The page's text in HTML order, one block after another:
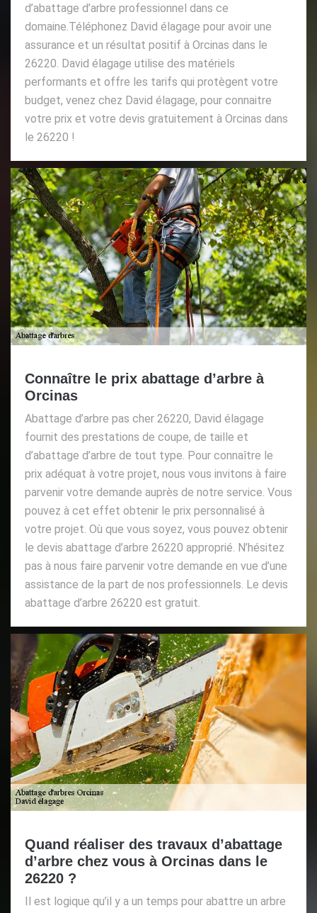
d’abattage d’arbre professionnel dans ce
domaine.Téléphonez David élagage pour avoir une
assurance et un résultat positif à Orcinas dans le
26220. David élagage utilise des matériels
performants et offre les tarifs qui protègent votre
budget, venez chez David élagage, pour connaitre
votre prix et votre devis gratuitement à Orcinas dans
le 26220 !
Connaître le prix abattage d’arbre à
Orcinas
Abattage d’arbre pas cher 26220, David élagage
fournit des prestations de coupe, de taille et
d’abattage d’arbre de tout type. Pour connaître le
prix adéquat à votre projet, nous vous invitons à faire
parvenir votre demande auprès de notre service. Vous
pouvez à cet effet obtenir le prix personnalisé à
votre projet. Où que vous soyez, vous pouvez obtenir
le devis abattage d’arbre 26220 approprié. N’hésitez
pas à nous faire parvenir votre demande en vue d’une
assistance de la part de nos professionnels. Le devis
abattage d’arbre 26220 est gratuit.
Quand réaliser des travaux d’abattage
d’arbre chez vous à Orcinas dans le
26220 ?
Il est logique qu’il y a un temps pour abattre un arbre